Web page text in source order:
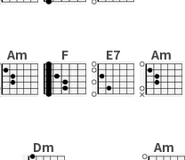
Am F E7 Am
Dm Am